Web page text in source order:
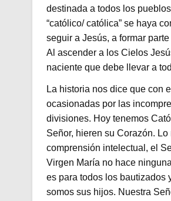
destinada a todos los
“católico/ católica” se haya
seguir a Jesús, a formar
Al ascender a los Cielos
naciente que debe llevar a
La historia nos dice que con
ocasionadas por las
divisiones. Hoy tenemos
Señor, hieren su Corazón.
comprensión intelectual, el
Virgen María no hace
es para todos los bautizados
somos sus hijos. Nuestra